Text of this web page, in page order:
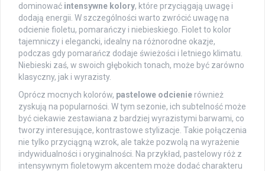
dominować intensywne kolory, które przyciągają uwagę i
dodają energii. W szczególności warto zwrócić uwagę na
odcienie fioletu, pomarańczy i niebieskiego. Fiolet to kolor
tajemniczy i elegancki, idealny na różnorodne okazje,
podczas gdy pomarańcz dodaje świeżości i letniego klimatu.
Niebieski zaś, w swoich głębokich tonach, może być zarówno
klasyczny, jak i wyrazisty.
Oprócz mocnych kolorów, pastelowe odcienie również
zyskują na popularności. W tym sezonie, ich subtelność może
być ciekawie zestawiana z bardziej wyrazistymi barwami, co
tworzy interesujące, kontrastowe stylizacje. Takie połączenia
nie tylko przyciągną wzrok, ale także pozwolą na wyrażenie
indywidualności i oryginalności. Na przykład, pastelowy róż z
intensywnym fioletowym akcentem może dodać charakteru